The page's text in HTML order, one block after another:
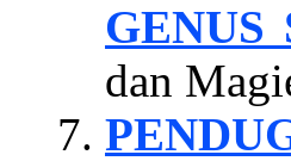
GENUS
dan